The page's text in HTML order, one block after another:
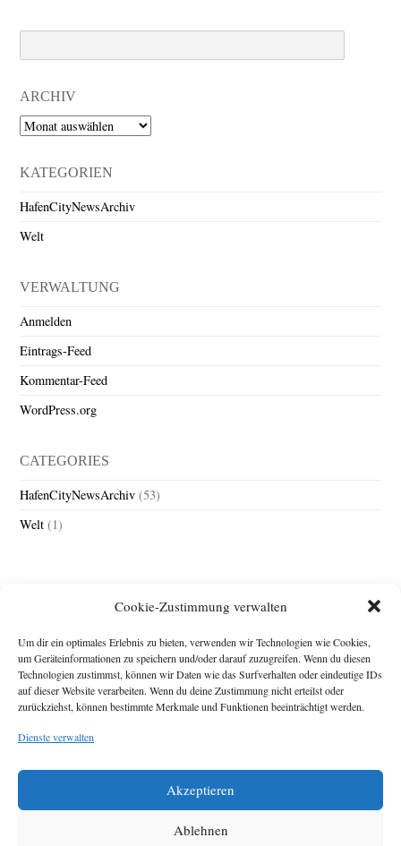
Cookie-Zustimmung verwalten
Um dir ein optimales Erlebnis zu bieten, verwenden wir Technologien wie Cookies,
um Geräteinformationen zu speichern und/oder darauf zuzugreifen. Wenn du diesen
Technologien zustimmst, können wir Daten wie das Surfverhalten oder eindeutige IDs
auf dieser Website verarbeiten. Wenn du deine Zustimmung nicht erteilst oder
zurückziehst, können bestimmte Merkmale und Funktionen beeinträchtigt werden.
Dienste verwalten
Akzeptieren
Ablehnen
ARCHIV
Archiv
KATEGORIEN
HafenCityNewsArchiv
Welt
VERWALTUNG
Anmelden
Eintrags-Feed
Kommentar-Feed
WordPress.org
CATEGORIES
HafenCityNewsArchiv (53)
Welt (1)
Impressum
Michael Baden,
Diese Webseite stellt
zehn Jahre der